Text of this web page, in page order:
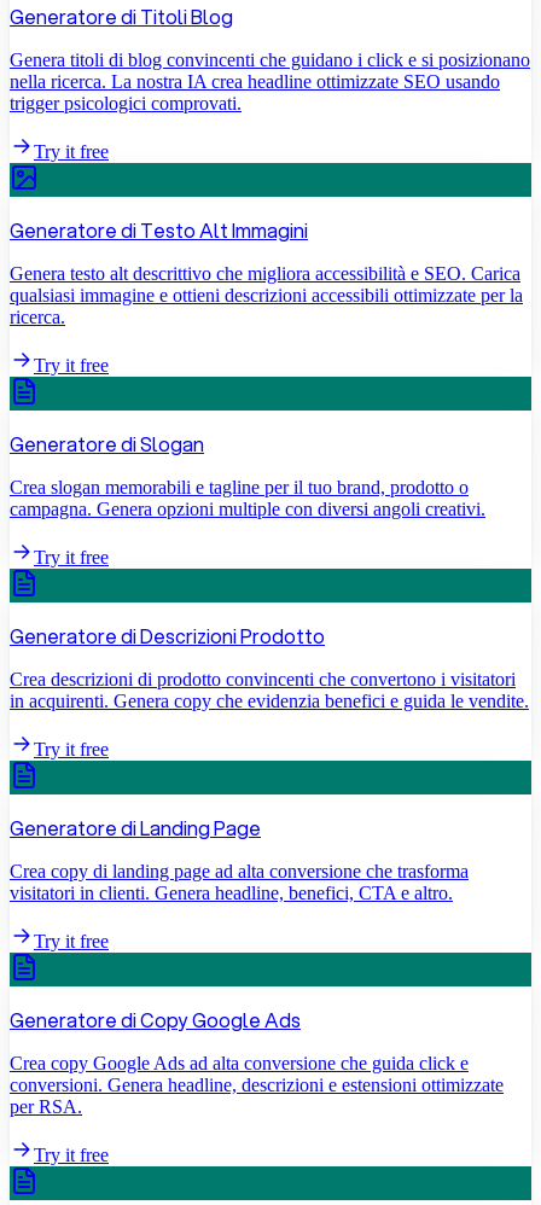
Generatore di Titoli Blog
Genera titoli di blog convincenti che guidano i click e si posizionano
nella ricerca. La nostra IA crea headline ottimizzate SEO usando
trigger psicologici comprovati.
Try it free
Generatore di Testo Alt Immagini
Genera testo alt descrittivo che migliora accessibilità e SEO. Carica
qualsiasi immagine e ottieni descrizioni accessibili ottimizzate per la
ricerca.
Try it free
Generatore di Slogan
Crea slogan memorabili e tagline per il tuo brand, prodotto o
campagna. Genera opzioni multiple con diversi angoli creativi.
Try it free
Generatore di Descrizioni Prodotto
Crea descrizioni di prodotto convincenti che convertono i visitatori
in acquirenti. Genera copy che evidenzia benefici e guida le vendite.
Try it free
Generatore di Landing Page
Crea copy di landing page ad alta conversione che trasforma
visitatori in clienti. Genera headline, benefici, CTA e altro.
Try it free
Generatore di Copy Google Ads
Crea copy Google Ads ad alta conversione che guida click e
conversioni. Genera headline, descrizioni e estensioni ottimizzate
per RSA.
Try it free